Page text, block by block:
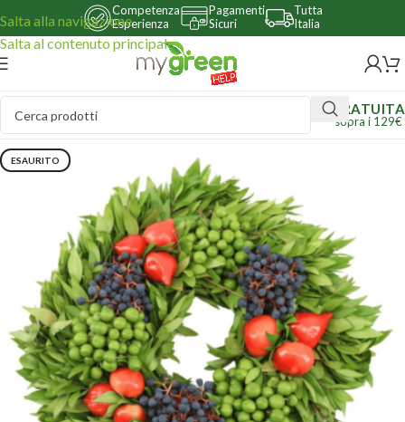
Salta alla navigazione
Salta al contenuto principale
Competenza
Esperienza
Pagamenti
Sicuri
Tutta
Italia
GRATUITA
sopra i 129€
ESAURITO